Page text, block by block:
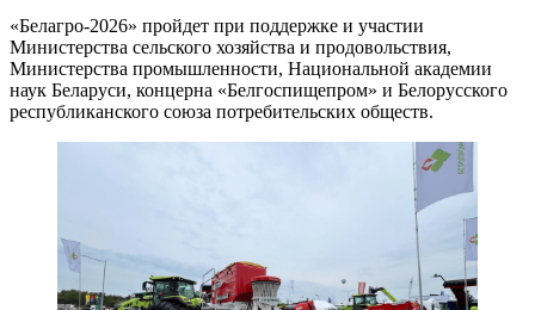
«Белагро-2026» пройдет при поддержке и участии
Министерства сельского хозяйства и продовольствия,
Министерства промышленности, Национальной академии
наук Беларуси, концерна «Белгоспищепром» и Белорусского
республиканского союза потребительских обществ.